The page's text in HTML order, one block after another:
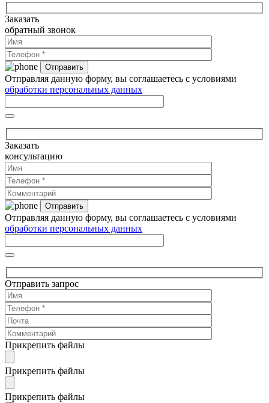
Заказать
обратный звонок
Отправляя данную форму, вы соглашаетесь с условиями
обработки персональных данных
Заказать
консультацию
Отправляя данную форму, вы соглашаетесь с условиями
обработки персональных данных
Отправить запрос
Прикрепить файлы
Прикрепить файлы
Прикрепить файлы